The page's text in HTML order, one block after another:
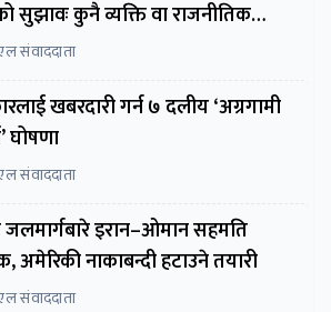
सुझावः कुनै व्यक्ति वा राजनीतिक
निर्देशित हुने संस्था नबनोस्
संवाददाता
खबरदारी गर्न ७ दलीय ‘अग्रगामी
घोषणा
संवाददाता
जलमार्गबारे इरान–ओमान सहमति
अमेरिकी नाकाबन्दी हटाउने तयारी
संवाददाता